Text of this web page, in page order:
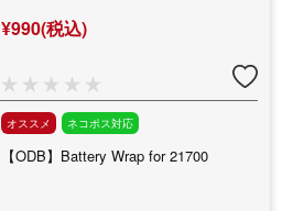
¥990(税込)
オススメ ネコポス対応
【ODB】Battery Wrap for 21700